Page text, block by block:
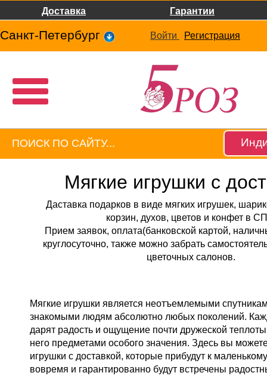
Доставка Гарантии
Санкт-Петербург Войти Регистрация
Мягкие игрушки с
Даставка подарков в виде мягких игрушек,
корзин, духов, цветов и конфет в
Прием заявок, оплата(банковской картой,
круглосуточно, также можно забрать
цветочных салонов.
Мягкие игрушки является неотъемлемыми
знакомыми людям абсолютно любых поколений.
дарят радость и ощущение почти дружеской
него предметами особого значения. Здесь вы
игрушки с доставкой, которые прибудут к
вовремя и гарантированно будут встречены